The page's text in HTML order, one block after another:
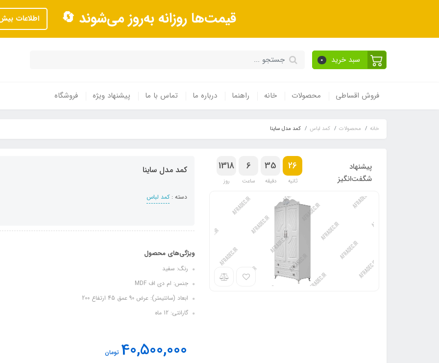
قیمت‌ها روزانه به‌روز می‌شوند 🔄 اطلاعات
سبد خرید 0
فروش اقساطی محصولات خانه راهنما درباره ما تماس با ما پیشنهاد ویژه فروشگاه
خانه محصولات کمد لباس کمد مدل ساینا
پیشنهاد
شگفت‌انگیز
1318
روز
6
ساعت
35
دقیقه
25
ثانیه
کمد مدل ساینا
دسته :کمد لباس
ویژگی‌های محصول
رنگ: سفید
جنس: ام دی اف MDF
ابعاد (سانتیمتر): عرض 90 عمق 45 ارتفاع 200
گارانتی: 12 ماه
40,500,000 تومان